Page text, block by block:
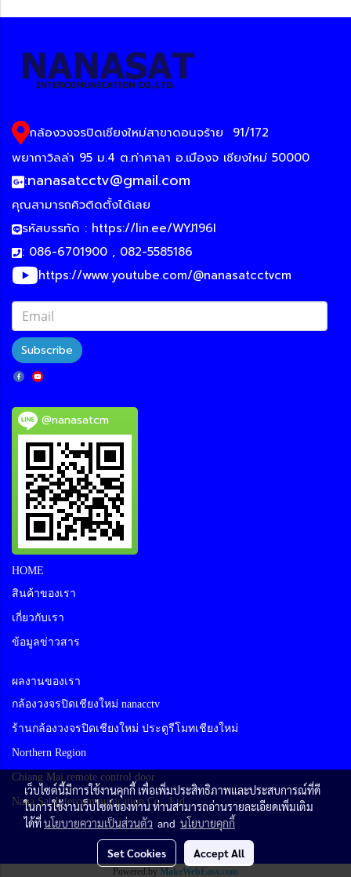
กล้องวงจรปิดเชียงใหม่สาขาดอนจร้าย
91/172
พยากาวิลล่า 95 ม.4 ต.ท่าศาลา อ.เมืองจ เชียงใหม่ 50000
:nanasatcctv@gmail.com
คุณสามารถคิวติดตั้งได้เลย
รหัสบรรทัด : https://lin.ee/WYJ196I
: 086-6701900 , 082-5585186
https://www.youtube.com/@nanasatcctvcm
Subscribe
@nanasatcm
HOME
สินค้าของเรา
เกี่ยวกับเรา
ข้อมูลข่าวสาร
ผลงานของเรา
กล้องวงจรปิดเชียงใหม่ nanacctv
ร้านกล้องวงจรปิดเชียงใหม่ ประตูรีโมทเชียงใหม่
Northern Region
Chiang Mai remote control door
Nana Sat Intercommunication Co., Ltd
Powered by MakeWebEasy.com
เว็บไซต์นี้มีการใช้งานคุกกี้ เพื่อเพิ่มประสิทธิภาพและประสบการณ์ที่ดี
ในการใช้งานเว็บไซต์ของท่าน ท่านสามารถอ่านรายละเอียดเพิ่มเติม
ได้ที่นโยบายความเป็นส่วนตัว and นโยบายคุกกี้
Set Cookies Accept All